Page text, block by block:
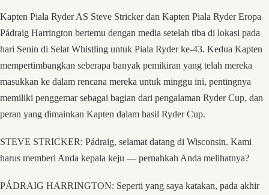
Kapten Piala Ryder AS Steve Stricker dan Kapten Piala Ryder Eropa
Pádraig Harrington bertemu dengan media setelah tiba di lokasi pada
hari Senin di Selat Whistling untuk Piala Ryder ke-43. Kedua Kapten
mempertimbangkan seberapa banyak pemikiran yang telah mereka
masukkan ke dalam rencana mereka untuk minggu ini, pentingnya
memiliki penggemar sebagai bagian dari pengalaman Ryder Cup, dan
peran yang dimainkan Kapten dalam hasil Ryder Cup.
STEVE STRICKER: Pádraig, selamat datang di Wisconsin. Kami
harus memberi Anda kepala keju — pernahkah Anda melihatnya?
PÁDRAIG HARRINGTON: Seperti yang saya katakan, pada akhir